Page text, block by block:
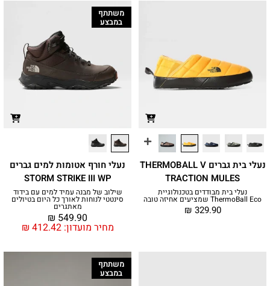
נעלי בית גברים THERMOBALL V
TRACTION MULES
נעלי בית מבודדים בטכנולוגיית
ThermoBall Eco שמציעים אחיזה טובה
₪ 329.90
משתתף
במבצע
נעלי חורף אטומות למים גברים
STORM STRIKE III WP
שילוב של מבנה עמיד למים עם בידוד
סינטטי לנוחות לאורך כל היום בטיולים
מאתגרים
מחיר מועדון: ₪ 412.42
₪ 549.90
משתתף
במבצע